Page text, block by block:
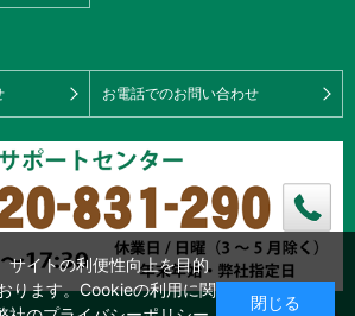
お電話でのお問い合わせ
サイトの利便性向上を目的
ります。Cookieの利用に関
閉じる